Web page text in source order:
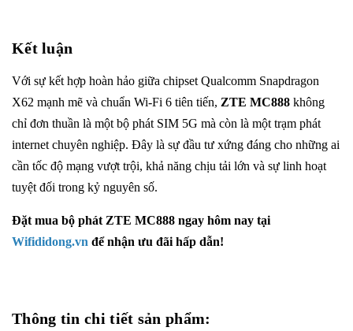
Kết luận
Với sự kết hợp hoàn hảo giữa chipset Qualcomm Snapdragon
X62 mạnh mẽ và chuẩn Wi-Fi 6 tiên tiến, ZTE MC888 không
chỉ đơn thuần là một bộ phát SIM 5G mà còn là một trạm phát
internet chuyên nghiệp. Đây là sự đầu tư xứng đáng cho những ai
cần tốc độ mạng vượt trội, khả năng chịu tải lớn và sự linh hoạt
tuyệt đối trong kỷ nguyên số.
Đặt mua bộ phát ZTE MC888 ngay hôm nay tại
Wifididong.vn để nhận ưu đãi hấp dẫn!
Thông tin chi tiết sản phẩm: